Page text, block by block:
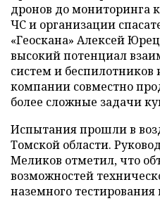
дронов до мониторинга
ЧС и организации
«Геоскана» Алексей
высокий потенциал
систем и беспилотников
компании совместно
более сложные задачи
Испытания прошли в
Томской области.
Меликов отметил, что
возможностей
наземного